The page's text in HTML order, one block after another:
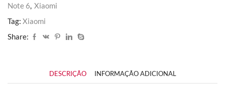
Note 6, Xiaomi
Tag: Xiaomi
Share:
DESCRIÇÃO INFORMAÇÃO ADICIONAL